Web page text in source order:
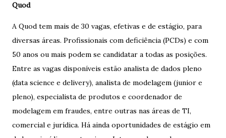
Quod
A Quod tem mais de 30 vagas, efetivas e de estágio, para
diversas áreas. Profissionais com deficiência (PCDs) e com
50 anos ou mais podem se candidatar a todas as posições.
Entre as vagas disponíveis estão analista de dados pleno
(data science e delivery), analista de modelagem (junior e
pleno), especialista de produtos e coordenador de
modelagem em fraudes, entre outras nas áreas de TI,
comercial e jurídica. Há ainda oportunidades de estágio em